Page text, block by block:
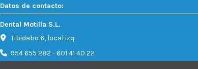
Datos de contacto:
Dental Motilla S.L.
Tibidabo 6, local izq.
954 655 282 - 601 41 40 22